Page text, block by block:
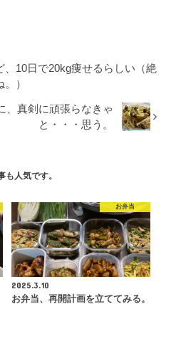
、10日で20kg痩せるらしい（絶
）
、真剣に頑張らなきゃ
と・・・思う。
も人気です。
お弁当
2025.3.10
お弁当、再開計画を立ててみる。